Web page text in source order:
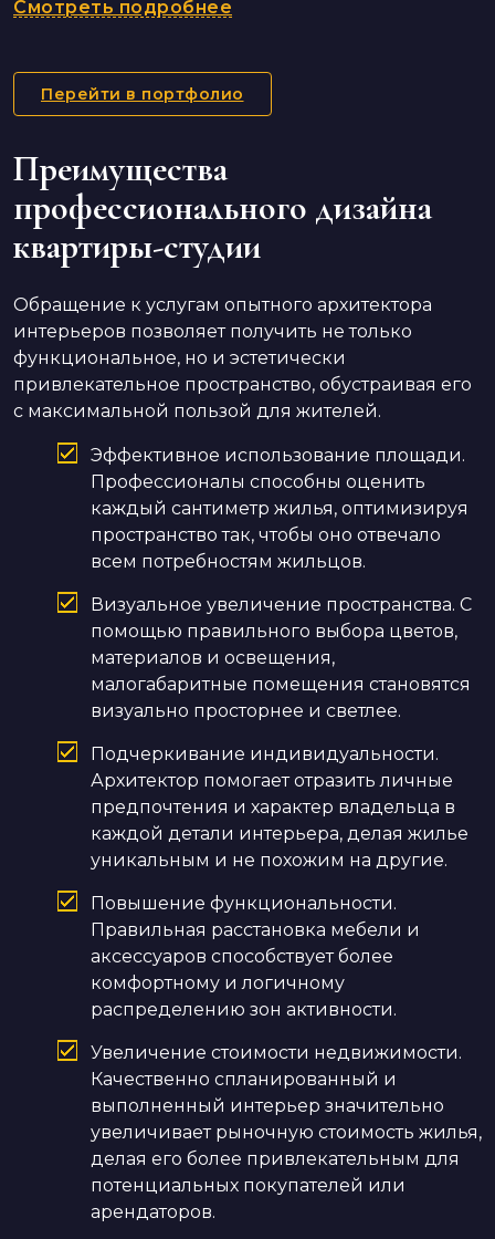
Смотреть подробнее
Перейти в портфолио
Преимущества
профессионального дизайна
квартиры-студии
Обращение к услугам опытного архитектора
интерьеров позволяет получить не только
функциональное, но и эстетически
привлекательное пространство, обустраивая его
с максимальной пользой для жителей.
Эффективное использование площади.
Профессионалы способны оценить
каждый сантиметр жилья, оптимизируя
пространство так, чтобы оно отвечало
всем потребностям жильцов.
Визуальное увеличение пространства. С
помощью правильного выбора цветов,
материалов и освещения,
малогабаритные помещения становятся
визуально просторнее и светлее.
Подчеркивание индивидуальности.
Архитектор помогает отразить личные
предпочтения и характер владельца в
каждой детали интерьера, делая жилье
уникальным и не похожим на другие.
Повышение функциональности.
Правильная расстановка мебели и
аксессуаров способствует более
комфортному и логичному
распределению зон активности.
Увеличение стоимости недвижимости.
Качественно спланированный и
выполненный интерьер значительно
увеличивает рыночную стоимость жилья,
делая его более привлекательным для
потенциальных покупателей или
арендаторов.